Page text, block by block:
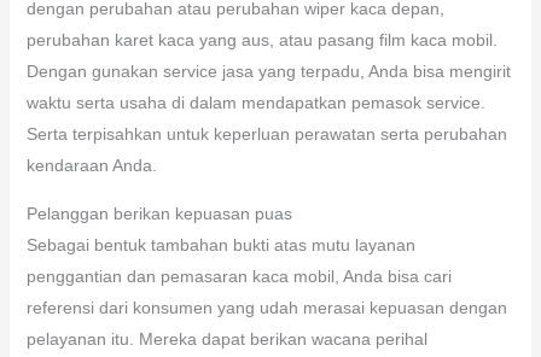
dengan perubahan atau perubahan wiper kaca depan,
perubahan karet kaca yang aus, atau pasang film kaca mobil.
Dengan gunakan service jasa yang terpadu, Anda bisa mengirit
waktu serta usaha di dalam mendapatkan pemasok service.
Serta terpisahkan untuk keperluan perawatan serta perubahan
kendaraan Anda.
Pelanggan berikan kepuasan puas
Sebagai bentuk tambahan bukti atas mutu layanan
penggantian dan pemasaran kaca mobil, Anda bisa cari
referensi dari konsumen yang udah merasai kepuasan dengan
pelayanan itu. Mereka dapat berikan wacana perihal